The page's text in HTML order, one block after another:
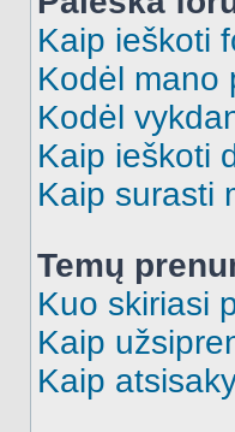
Kaip ieškoti
Kodėl mano
Kodėl
Kaip ieškoti
Kaip surasti
Temų
Kuo skiriasi
Kaip
Kaip